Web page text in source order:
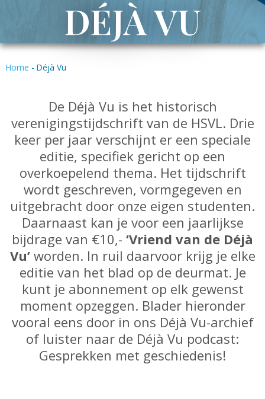
DÉJÀ VU
Home - Déjà Vu
De Déjà Vu is het historisch
verenigingstijdschrift van de HSVL. Drie
keer per jaar verschijnt er een speciale
editie, specifiek gericht op een
overkoepelend thema. Het tijdschrift
wordt geschreven, vormgegeven en
uitgebracht door onze eigen studenten.
Daarnaast kan je voor een jaarlijkse
bijdrage van €10,- ‘Vriend van de Déjà
Vu’worden. In ruil daarvoor krijg je elke
editie van het blad op de deurmat. Je
kunt je abonnement op elk gewenst
moment opzeggen. Blader hieronder
vooral eens door in ons Déjà Vu-archief
of luister naar de Déjà Vu podcast:
Gesprekken met geschiedenis!